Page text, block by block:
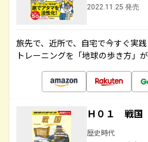
2022.11.25 発売
旅先で、近所で、自宅で今すぐ実
トレーニングを「地球の歩き方」
Ｈ０１ 戦国
歴史時代